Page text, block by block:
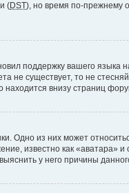
(DST), но время по-прежнему
поддержку вашего
не существует, то не
внизу страниц
Одно из них может
известно как «аватара»
у него причины